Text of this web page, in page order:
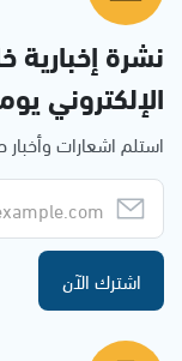
نشرة
الإلكتروني
استلم اشعارات
اشترك الآن